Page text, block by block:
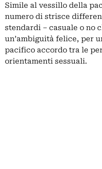
Simile al vessillo della
numero di strisce
stendardi – casuale o no
un’ambiguità felice, per
pacifico accordo tra le
orientamenti sessuali.